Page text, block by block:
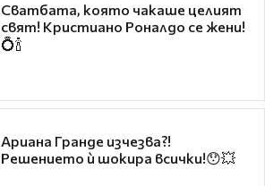
Сватбата, която чакаше целият
свят! Кристиано Роналдо се жени!
💍🍾
Ариана Гранде изчезва?!
Решението ѝ шокира всички!😯💥